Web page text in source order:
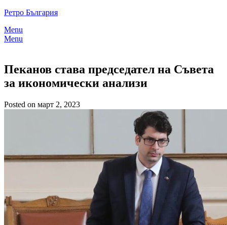
Skip
content
Ретро България
Menu
Menu
Пеканов става председател на Съвета
за икономически анализи
Posted on март 2, 2023